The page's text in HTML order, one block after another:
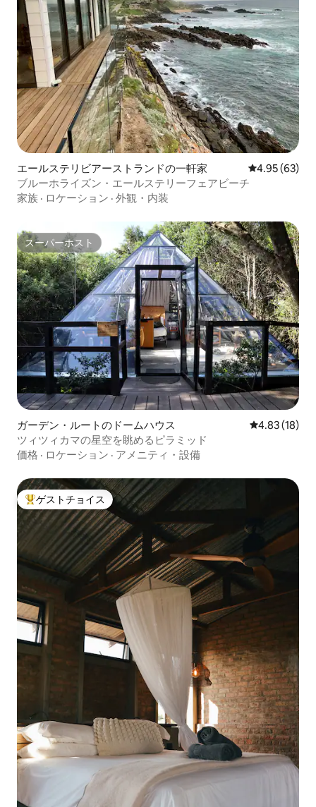
エールステリビアーストランドの一軒家 レビュー63
4.95 (63)
ブルーホライズン・エールステリーフェアビーチ
家族 · ロケーション · 外観・内装
スーパーホスト
スーパーホスト
ガーデン・ルートのドームハウス レビュー18
4.83 (18)
ツィツィカマの星空を眺めるピラミッド
価格 · ロケーション · アメニティ・設備
大好評のゲストチョイスです。
ゲストチョイス